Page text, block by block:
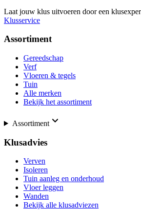
Laat jouw klus uitvoeren door een
Klusservice
Assortiment
Gereedschap
Verf
Vloeren & tegels
Tuin
Alle merken
Bekijk het assortiment
Assortiment
Klusadvies
Verven
Isoleren
Tuin aanleg en onderhoud
Vloer leggen
Wanden
Bekijk alle klusadviezen